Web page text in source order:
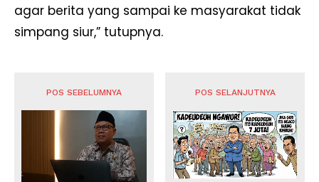
agar berita yang sampai ke masyarakat tidak
simpang siur,” tutupnya.
POS SEBELUMNYA POS SELANJUTNYA